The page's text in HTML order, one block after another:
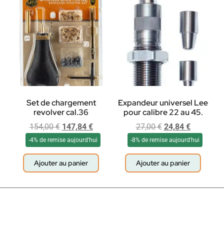
Set de chargement
revolver cal.36
154,00€ 147,84 €
-4% de remise aujourd'hui
Ajouter au panier
Expandeur universel Lee
pour calibre 22 au 45.
27,00€ 24,84 €
-8% de remise aujourd'hui
Ajouter au panier